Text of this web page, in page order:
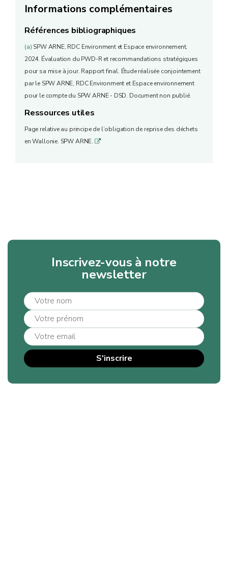
Informations complémentaires
Références bibliographiques
(a) SPW ARNE, RDC Environment et Espace environnement,
2024. Évaluation du PWD-R et recommandations stratégiques
pour sa mise à jour. Rapport final. Étude réalisée conjointement
par le SPW ARNE, RDC Environment et Espace environnement
pour le compte du SPW ARNE - DSD. Document non publié.
Ressources utiles
Page relative au principe de l’obligation de reprise des déchets
en Wallonie. SPW ARNE.
q
Inscrivez-vous à notre
newsletter